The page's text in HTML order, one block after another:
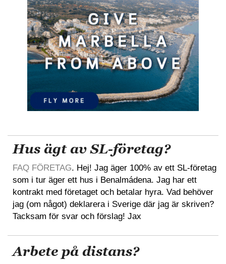
Hus ägt av SL-företag?
FAQ FÖRETAG. Hej! Jag äger 100% av ett SL-företag
som i tur äger ett hus i Benalmádena. Jag har ett
kontrakt med företaget och betalar hyra. Vad behöver
jag (om något) deklarera i Sverige där jag är skriven?
Tacksam för svar och förslag! Jax
Arbete på distans?